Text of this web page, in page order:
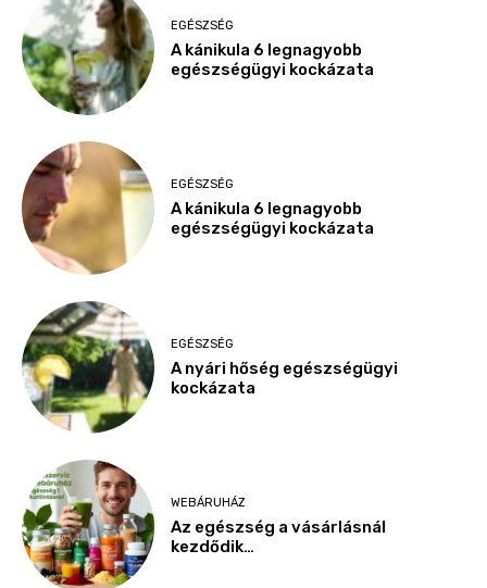
EGÉSZSÉG
A kánikula 6 legnagyobb
egészségügyi kockázata
EGÉSZSÉG
A kánikula 6 legnagyobb
egészségügyi kockázata
EGÉSZSÉG
A nyári hőség egészségügyi
kockázata
WEBÁRUHÁZ
Az egészség a vásárlásnál
kezdődik…